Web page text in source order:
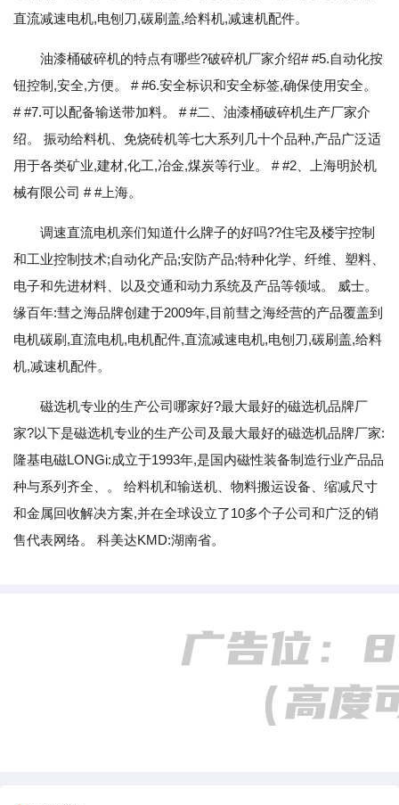
直流减速电机,电刨刀,碳刷盖,给料机,减速机配件。
油漆桶破碎机的特点有哪些?破碎机厂家介绍# #5.自动化按
钮控制,安全,方便。 # #6.安全标识和安全标签,确保使用安全。
# #7.可以配备输送带加料。 # #二、油漆桶破碎机生产厂家介
绍。 振动给料机、免烧砖机等七大系列几十个品种,产品广泛适
用于各类矿业,建材,化工,冶金,煤炭等行业。 # #2、上海明於机
械有限公司 # #上海。
调速直流电机亲们知道什么牌子的好吗??住宅及楼宇控制
和工业控制技术;自动化产品;安防产品;特种化学、纤维、塑料、
电子和先进材料、以及交通和动力系统及产品等领域。 威士。
缘百年:彗之海品牌创建于2009年,目前彗之海经营的产品覆盖到
电机碳刷,直流电机,电机配件,直流减速电机,电刨刀,碳刷盖,给料
机,减速机配件。
磁选机专业的生产公司哪家好?最大最好的磁选机品牌厂
家?以下是磁选机专业的生产公司及最大最好的磁选机品牌厂家:
隆基电磁LONGi:成立于1993年,是国内磁性装备制造行业产品品
种与系列齐全、。 给料机和输送机、物料搬运设备、缩减尺寸
和金属回收解决方案,并在全球设立了10多个子公司和广泛的销
售代表网络。 科美达KMD:湖南省。